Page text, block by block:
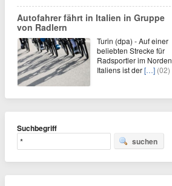
Autofahrer fährt in Italien in Gruppe
von Radlern
Turin (dpa) - Auf einer
beliebten Strecke für
Radsportler im Norden
Italiens ist der[…] (02)
Suchbegriff
suchen